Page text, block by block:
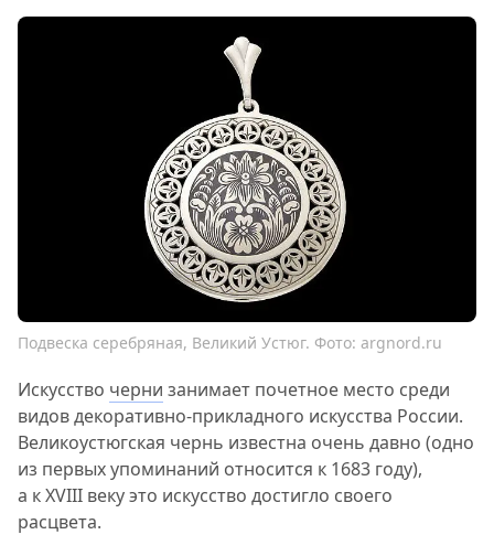
Подвеска серебряная, Великий Устюг. Фото: argnord.ru
Искусство черни занимает почетное место среди
видов декоративно-прикладного искусства России.
Великоустюгская чернь известна очень давно (одно
из первых упоминаний относится к 1683 году),
а к XVIII веку это искусство достигло своего
расцвета.